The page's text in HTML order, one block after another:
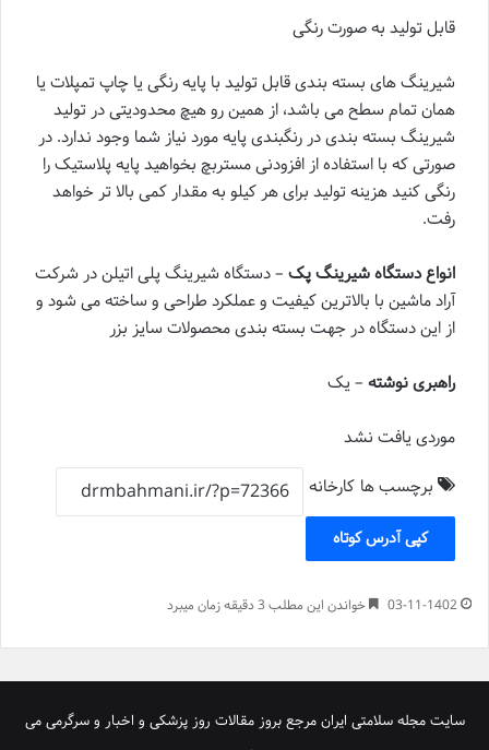
قابل تولید به صورت رنگی
شیرینگ های بسته بندی قابل تولید با پایه رنگی یا چاپ تمپلات یا
همان تمام سطح می باشد، از همین رو هیچ محدودیتی در تولید
شیرینگ بسته بندی در رنگبندی پایه مورد نیاز شما وجود ندارد. در
صورتی که با استفاده از افزودنی مستربچ بخواهید پایه پلاستیک را
رنگی کنید هزینه تولید برای هر کیلو به مقدار کمی بالا تر خواهد
رفت.
انواع دستگاه شیرینگ پک – دستگاه شیرینگ پلی اتیلن در شرکت
آراد ماشین با بالاترین کیفیت و عملکرد طراحی و ساخته می شود و
از این دستگاه در جهت بسته بندی محصولات سایز بزر
راهبری نوشته – یک
موردی یافت نشد
برچسب ها کارخانه
کپی آدرس کوتاه
03-11-1402 خواندن این مطلب 3 دقیقه زمان میبرد
سایت مجله سلامتی ایران مرجع بروز مقالات روز پزشکی و اخبار و سرگرمی می